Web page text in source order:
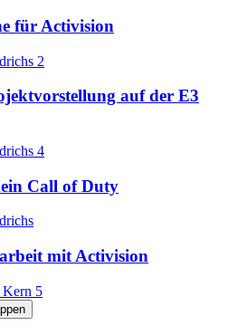
für Activision
2
auf der E3
4
Call of Duty
mit Activision
Kern 5